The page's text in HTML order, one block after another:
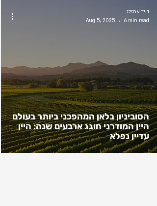
הסוביניון בלאן המהפכני ביותר בעולם
היין המודרני חוגג ארבעים שנה: היין
עדיין נפלא
דויד אמזלג
Aug 5, 2025
6 min read